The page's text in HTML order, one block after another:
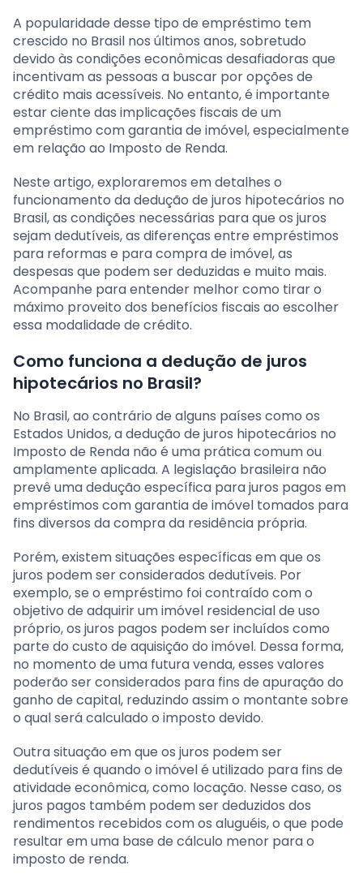
A popularidade desse tipo de empréstimo tem
crescido no Brasil nos últimos anos, sobretudo
devido às condições econômicas desafiadoras que
incentivam as pessoas a buscar por opções de
crédito mais acessíveis. No entanto, é importante
estar ciente das implicações fiscais de um
empréstimo com garantia de imóvel, especialmente
em relação ao Imposto de Renda.
Neste artigo, exploraremos em detalhes o
funcionamento da dedução de juros hipotecários no
Brasil, as condições necessárias para que os juros
sejam dedutíveis, as diferenças entre empréstimos
para reformas e para compra de imóvel, as
despesas que podem ser deduzidas e muito mais.
Acompanhe para entender melhor como tirar o
máximo proveito dos benefícios fiscais ao escolher
essa modalidade de crédito.
Como funciona a dedução de juros
hipotecários no Brasil?
No Brasil, ao contrário de alguns países como os
Estados Unidos, a dedução de juros hipotecários no
Imposto de Renda não é uma prática comum ou
amplamente aplicada. A legislação brasileira não
prevê uma dedução específica para juros pagos em
empréstimos com garantia de imóvel tomados para
fins diversos da compra da residência própria.
Porém, existem situações específicas em que os
juros podem ser considerados dedutíveis. Por
exemplo, se o empréstimo foi contraído com o
objetivo de adquirir um imóvel residencial de uso
próprio, os juros pagos podem ser incluídos como
parte do custo de aquisição do imóvel. Dessa forma,
no momento de uma futura venda, esses valores
poderão ser considerados para fins de apuração do
ganho de capital, reduzindo assim o montante sobre
o qual será calculado o imposto devido.
Outra situação em que os juros podem ser
dedutíveis é quando o imóvel é utilizado para fins de
atividade econômica, como locação. Nesse caso, os
juros pagos também podem ser deduzidos dos
rendimentos recebidos com os aluguéis, o que pode
resultar em uma base de cálculo menor para o
imposto de renda.